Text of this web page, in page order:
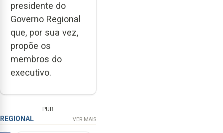
presidente do
Governo Regional
que, por sua vez,
propõe os
membros do
executivo.
PUB
REGIONAL VER MAIS